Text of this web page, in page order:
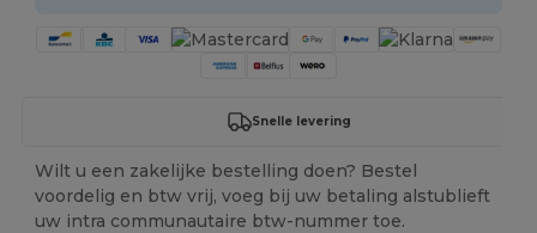
Snelle levering
Wilt u een zakelijke bestelling doen? Bestel
voordelig en btw vrij, voeg bij uw betaling alstublieft
uw intra communautaire btw-nummer toe.